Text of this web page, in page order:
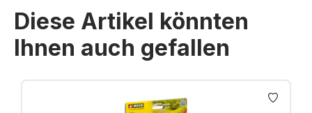
Diese Artikel könnten
Ihnen auch gefallen
Produktgalerie überspringen